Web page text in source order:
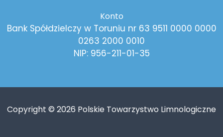
Konto
Bank Spółdzielczy w Toruniu nr 63 9511 0000 0000
0263 2000 0010
NIP: 956-211-01-35
Copyright © 2026 Polskie Towarzystwo Limnologiczne